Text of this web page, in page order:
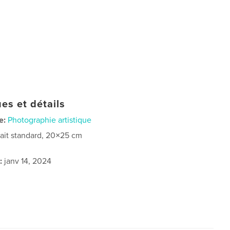
et détails
Photographie artistique
standard, 20×25 cm
janv 14, 2024